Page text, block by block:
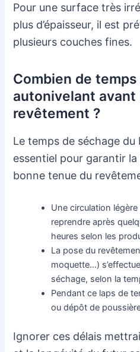
Pour une surface très
plus d’épaisseur, il est
plusieurs couches fines.
Combien de
autonivelant avant
revêtement ?
Le temps de séchage
essentiel pour garantir
bonne tenue du
Une circulation
reprendre après
heures selon les
La pose du
moquette…)
séchage, selon la
Pendant ce laps de
ou dépôt de
Ignorer ces délais